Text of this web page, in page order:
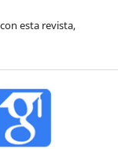
esta revista,